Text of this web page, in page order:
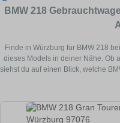
BMW 218
Finde in Würzburg für BMW 218
dieses Models in deiner Nähe. Ob
siehst du auf einen Blick, welche